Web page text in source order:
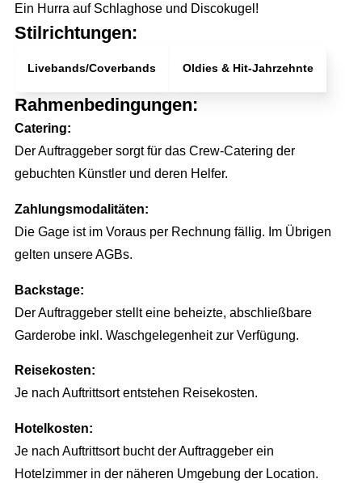
Full Service Agentur
Flexible Eventmanager
Locations
Eventausstattung
Technik
Personal
Eventmanagement
Wir planen Ihr Event
Corporate Events
Exhibition Events
Hochzeit
Weihnachtsfeier
DJ Booking
Marketing
Events & Marketing
Eventmarketing
Videoproduktion
Public Relations
Internetmarketing
Plakatwerbung
Referenzen
Wir über uns
Kontakt / Anfrage
Stellenangebote
Ein Hurra auf Schlaghose und Discokugel!
Stilrichtungen:
Livebands/Coverbands Oldies & Hit-Jahrzehnte
Rahmenbedingungen:
Catering:
Der Auftraggeber sorgt für das Crew-Catering der
gebuchten Künstler und deren Helfer.
Zahlungsmodalitäten:
Die Gage ist im Voraus per Rechnung fällig. Im Übrigen
gelten unsere AGBs.
Backstage:
Der Auftraggeber stellt eine beheizte, abschließbare
Garderobe inkl. Waschgelegenheit zur Verfügung.
Reisekosten:
Je nach Auftrittsort entstehen Reisekosten.
Hotelkosten:
Je nach Auftrittsort bucht der Auftraggeber ein
Hotelzimmer in der näheren Umgebung der Location.